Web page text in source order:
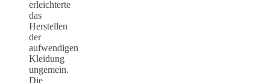
erleichterte
das
Herstellen
der
aufwendigen
Kleidung
ungemein.
Die